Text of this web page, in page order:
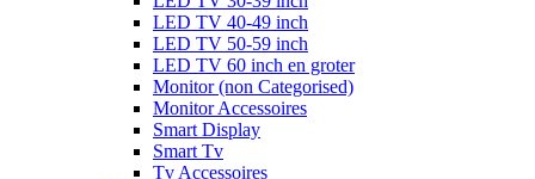
LED TV 40-49 inch
LED TV 50-59 inch
LED TV 60 inch en groter
Monitor (non Categorised)
Monitor Accessoires
Smart Display
Smart Tv
Tv Accessoires